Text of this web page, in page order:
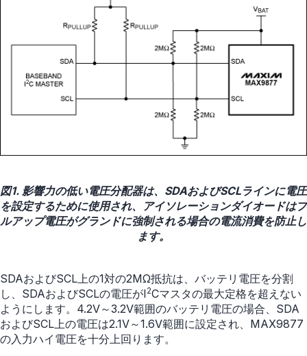
図1. 影響力の低い電圧分配器は、SDAおよびSCLラインに電圧
を設定するために使用され、アイソレーションダイオードはプ
ルアップ電圧がグランドに強制される場合の電流消費を防止し
ます。
SDAおよびSCL上の1対の2MΩ抵抗は、バッテリ電圧を分割
し、SDAおよびSCLの電圧がI2Cマスタの最大定格を超えない
ようにします。4.2V～3.2V範囲のバッテリ電圧の場合、SDA
およびSCL上の電圧は2.1V～1.6V範囲に設定され、MAX9877
の入力ハイ電圧を十分上回ります。